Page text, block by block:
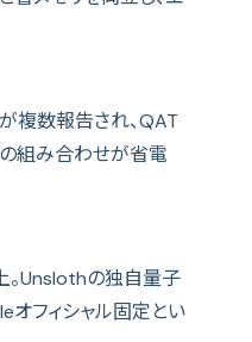
複数報告され、QAT
組み合わせが省電
。Unslothの独自量子
フィシャル固定とい